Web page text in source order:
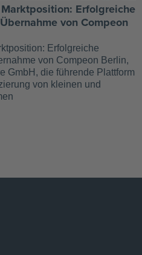
Erfolgreiche
von Compeon
Erfolgreiche
von Compeon Berlin,
GmbH, die führende Plattform
von kleinen und